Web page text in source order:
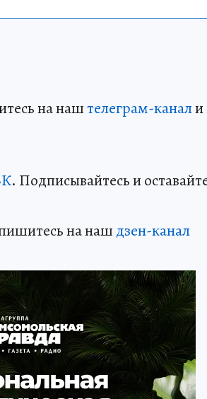
на наштелеграм-канали
. Подписывайтесь и
на наш дзен-канал